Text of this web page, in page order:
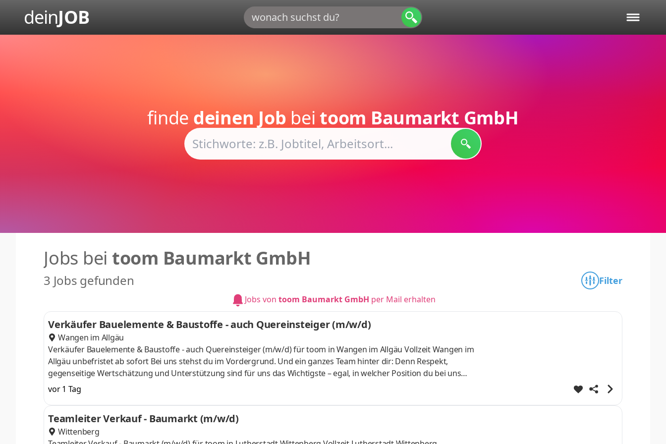
deinJOB
finde deinen Job beitoom Baumarkt GmbH
Jobs bei toom Baumarkt GmbH
3 Jobs gefunden Filter
Jobs von toom Baumarkt GmbH per Mail erhalten
Verkäufer Bauelemente & Baustoffe - auch Quereinsteiger (m/w/d)
Wangen im Allgäu
Verkäufer Bauelemente & Baustoffe - auch Quereinsteiger (m/w/d) für toom in Wangen im Allgäu Vollzeit Wangen im
Allgäu unbefristet ab sofort Bei uns stehst du im Vordergrund. Und ein ganzes Team hinter dir: Denn Respekt,
gegenseitige Wertschätzung und Unterstützung sind für uns das Wichtigste – egal, in welcher Position du bei uns
arbeitest. Unsere Zahlen, Daten und Fakten: Wir sind Teil der REWE Group. Bundesweit betreiben wir mehr als 300
Märkte und beschäftigen rund 18.000 Mitarbeitende.
vor 1 Tag
Teamleiter Verkauf - Baumarkt (m/w/d)
Wittenberg